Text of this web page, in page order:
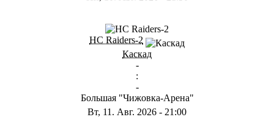
HC Raiders-2
Каскад
-
:
-
Большая "Чижовка-Арена"
Вт, 11. Авг. 2026 - 21:00